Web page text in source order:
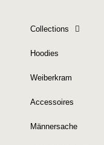
Collections
Hoodies
Weiberkram
Accessoires
Männersache